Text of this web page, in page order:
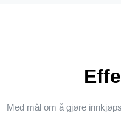
Med mål om å gjøre